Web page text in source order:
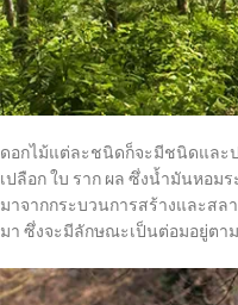
ดอกไม้แต่ละชนิดก็จะมีชนิดและ
เปลือก ใบ ราก ผล ซึ่งน้ำมันหอม
มาจากกระบวนการสร้างและสล
มา ซึ่งจะมีลักษณะเป็นต่อมอยู่ตา